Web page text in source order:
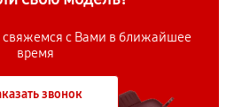
свяжемся с Вами в ближайшее
время
звонок